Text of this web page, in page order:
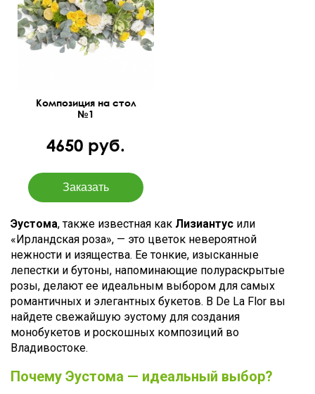
зелень, декорированние
лимонами
30 см
90 см
Композиция на стол
№1
4650 руб.
Эустома, также известная как Лизиантус или
«Ирландская роза», — это цветок невероятной
нежности и изящества. Ее тонкие, изысканные
лепестки и бутоны, напоминающие полураскрытые
розы, делают ее идеальным выбором для самых
романтичных и элегантных букетов. В De La Flor вы
найдете свежайшую эустому для создания
монобукетов и роскошных композиций во
Владивостоке.
Почему Эустома — идеальный выбор?